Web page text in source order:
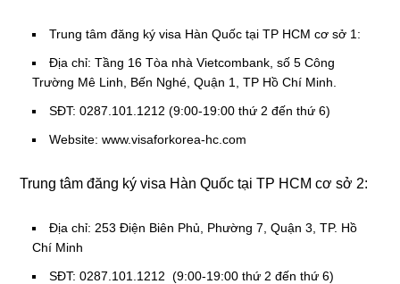
Trung tâm đăng ký visa Hàn Quốc tại TP HCM cơ sở 1:
Địa chỉ: Tầng 16 Tòa nhà Vietcombank, số 5 Công
Trường Mê Linh, Bến Nghé, Quận 1, TP Hồ Chí Minh.
SĐT: 0287.101.1212 (9:00-19:00 thứ 2 đến thứ 6)
Website: www.visaforkorea-hc.com
Trung tâm đăng ký visa Hàn Quốc tại TP HCM cơ sở 2:
Địa chỉ: 253 Điện Biên Phủ, Phường 7, Quận 3, TP. Hồ
Chí Minh
SĐT: 0287.101.1212 (9:00-19:00 thứ 2 đến thứ 6)